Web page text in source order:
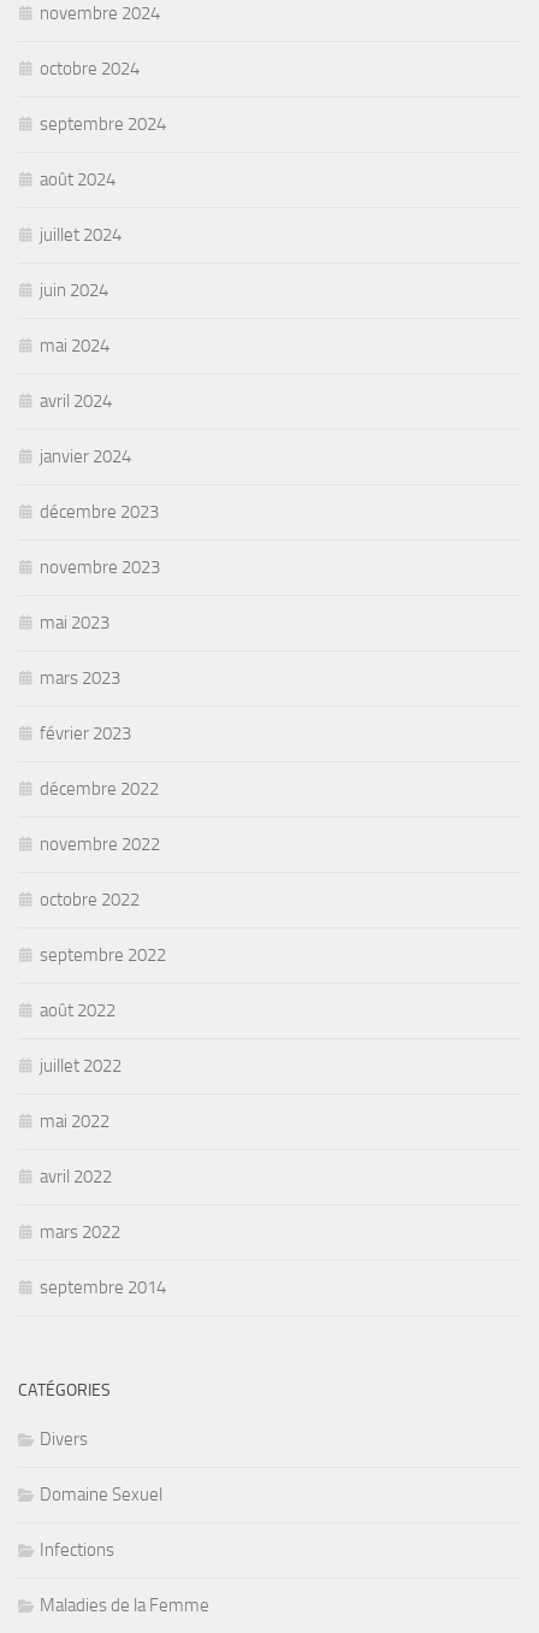
novembre 2024
octobre 2024
septembre 2024
août 2024
juillet 2024
juin 2024
mai 2024
avril 2024
janvier 2024
décembre 2023
novembre 2023
mai 2023
mars 2023
février 2023
décembre 2022
novembre 2022
octobre 2022
septembre 2022
août 2022
juillet 2022
mai 2022
avril 2022
mars 2022
septembre 2014
CATÉGORIES
Divers
Domaine Sexuel
Infections
Maladies de la Femme